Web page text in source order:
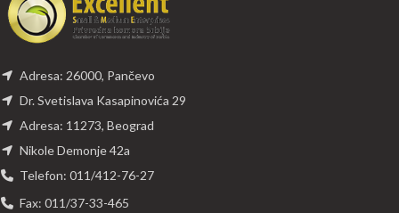
Adresa: 26000, Pančevo
Dr. Svetislava Kasapinovića 29
Adresa: 11273, Beograd
Nikole Demonje 42a
Telefon: 011/412-76-27
Fax: 011/37-33-465